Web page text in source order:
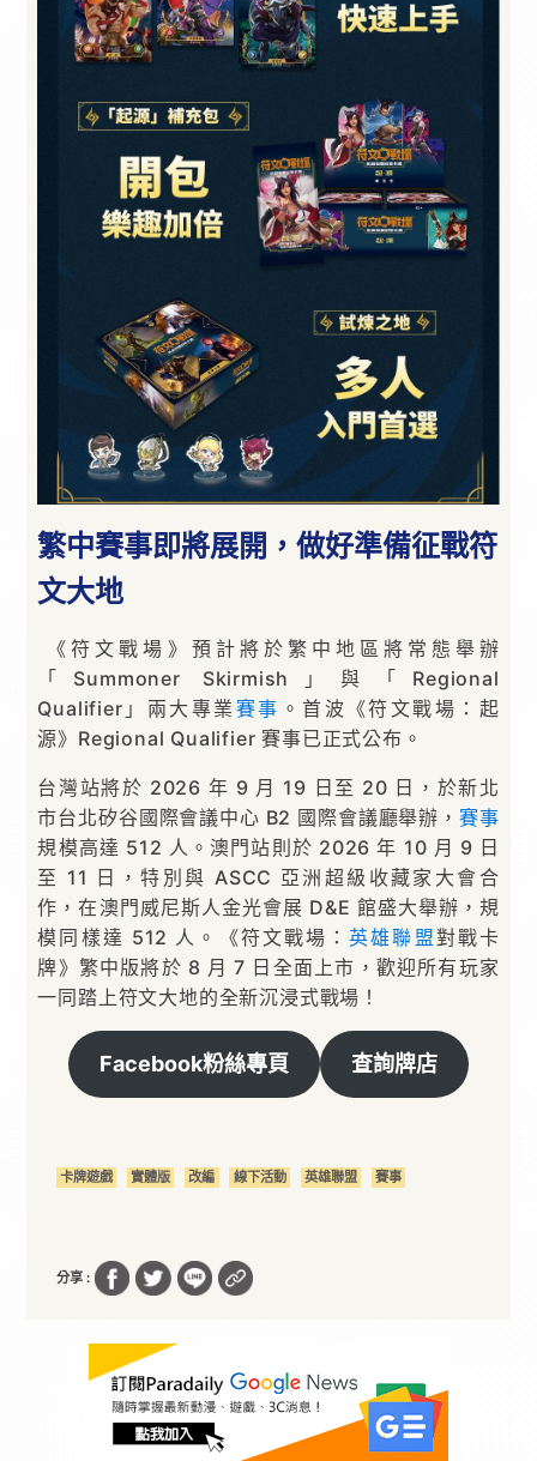
繁中賽事即將展開，做好準備征戰符
文大地
《符文戰場》預計將於繁中地區將常態舉辦
「Summoner Skirmish」與「Regional
Qualifier」兩大專業 賽事 。首波《符文戰場：起
源》Regional Qualifier 賽事已正式公布。
台灣站將於 2026 年 9 月 19 日至 20 日，於新北
市台北矽谷國際會議中心 B2 國際會議廳舉辦， 賽事
規模高達 512 人。澳門站則於 2026 年 10 月 9 日
至 11 日，特別與 ASCC 亞洲超級收藏家大會合
作，在澳門威尼斯人金光會展 D&E 館盛大舉辦，規
模同樣達 512 人。《符文戰場：英雄聯盟對戰卡
牌》繁中版將於 8 月 7 日全面上市，歡迎所有玩家
一同踏上符文大地的全新沉浸式戰場！
Facebook粉絲專頁 查詢牌店
卡牌遊戲 實體版 改編 線下活動 英雄聯盟 賽事
分享 :